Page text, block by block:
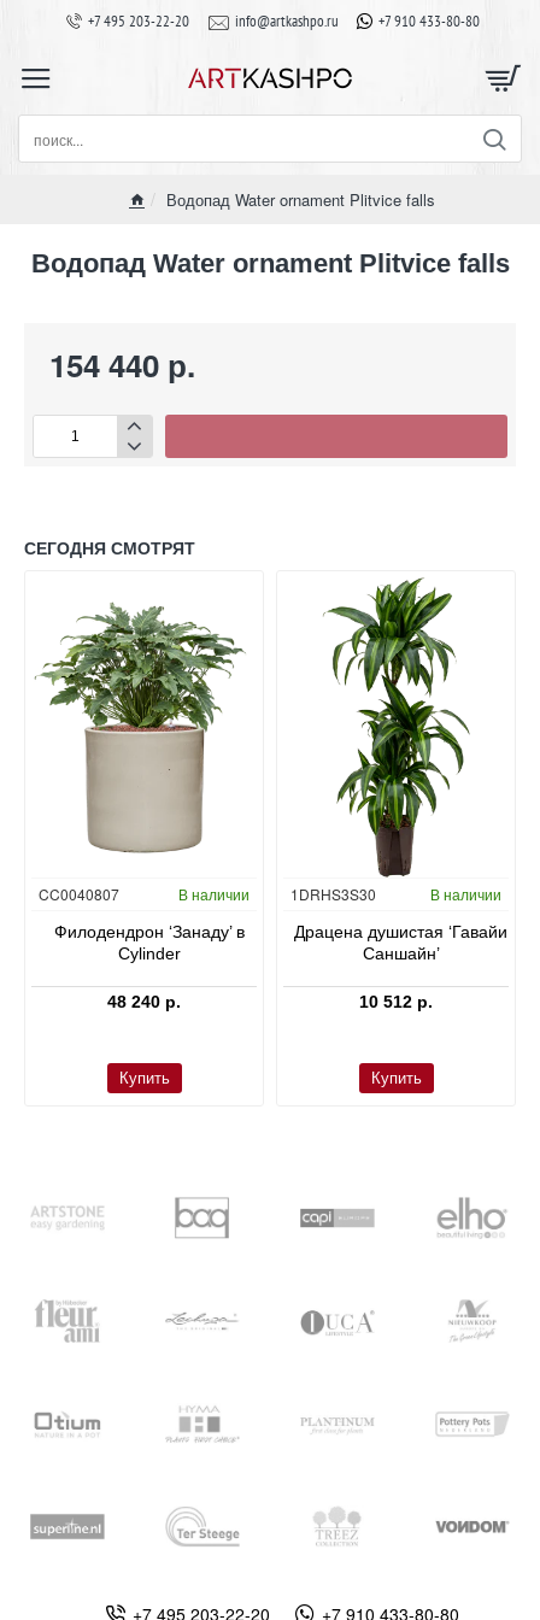
+7 495 203-22-20 info@artkashpo.ru +7 910 433-80-80
поиск...
Водопад Water ornament Plitvice falls
Водопад Water ornament Plitvice falls
154 440 р.
СЕГОДНЯ СМОТРЯТ
CC0040807 В наличии
Филодендрон ‘Занаду’ в
Cylinder
48 240 р.
Купить
Гидропоника
1DRHS3S30 В наличии
Драцена душистая ‘Гавайи
Саншайн’
10 512 р.
Купить
+7 495 203-22-20 +7 910 433-80-80